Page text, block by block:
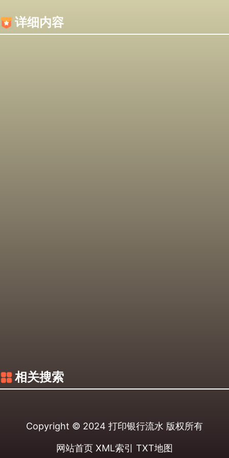
详细内容
相关搜索
Copyright © 2024 打印银行流水 版权所有
网站首页 XML索引 TXT地图